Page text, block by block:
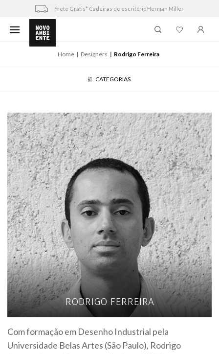
content
Frete Grátis* Cadeiras de escritório Herman Miller
Home Designers Rodrigo Ferreira
CATEGORIAS
RODRIGO FERREIRA
Com formação em Desenho Industrial pela
Universidade Belas Artes (São Paulo), Rodrigo